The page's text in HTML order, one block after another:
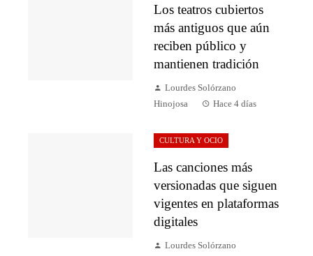
Los teatros cubiertos
más antiguos que aún
reciben público y
mantienen tradición
Lourdes Solórzano
Hinojosa
Hace 4 días
CULTURA Y OCIO
Las canciones más
versionadas que siguen
vigentes en plataformas
digitales
Lourdes Solórzano